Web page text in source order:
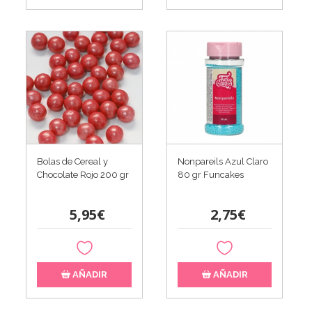
Bolas de Cereal y
Chocolate Rojo 200 gr
5,95€
AÑADIR
Nonpareils Azul Claro
80 gr Funcakes
2,75€
AÑADIR